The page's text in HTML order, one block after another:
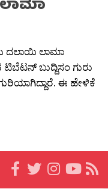
ದಲಾಯಿ ಲಾಮಾ
ಬುದ್ದಿಸಂ ಗುರು
ಈ ಹೇಳಿಕೆ